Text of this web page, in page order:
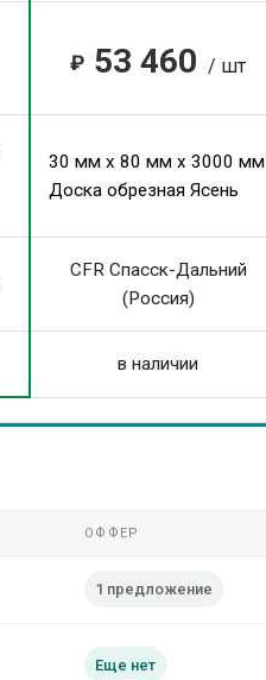
₽ 53 460 / шт
30 мм x 80 мм x 3000 мм
Доска обрезная Ясень
CFR Спасск-Дальний
(Россия)
в наличии
ОФФЕР
1 предложение
Еще нет